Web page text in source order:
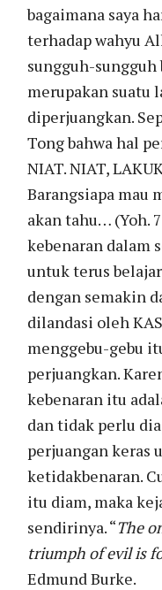
bagaimana saya
terhadap wahyu
sungguh-
merupakan suatu
diperjuangkan.
Tong bahwa hal
NIAT. NIAT,
Barangsiapa mau
akan tahu… (Yoh.
kebenaran dalam
untuk terus
dengan semakin
dilandasi oleh
menggebu-gebu
perjuangkan.
kebenaran itu
dan tidak perlu
perjuangan keras
ketidakbenaran.
itu diam, maka
sendirinya. “The
triumph of evil is
Edmund Burke.